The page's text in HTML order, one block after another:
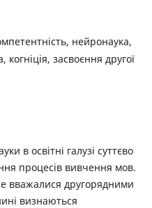
нейронаука,
когніція, засвоєння другої
в освітні галузі суттєво
процесів вивчення мов.
вважалися другорядними
визнаються